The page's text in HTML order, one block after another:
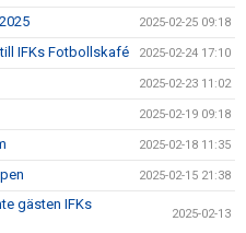
2025-02-25 09:18
IFKs Fotbollskafé 2025-02-24 17:10
2025-02-23 11:02
2025-02-19 09:18
2025-02-18 11:35
2025-02-15 21:38
gästen IFKs
2025-02-13